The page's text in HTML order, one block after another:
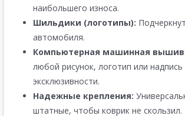
наибольшего износа.
Шильдики (логотипы):
автомобиля.
Компьютерная машинная
любой рисунок, логотип или надпись
эксклюзивности.
Надежные крепления:
штатные, чтобы коврик не скользил.